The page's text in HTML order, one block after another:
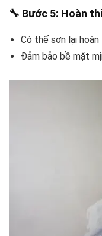
🔧 Bước 5: Hoàn
Có thể sơn lại
Đảm bảo bề mặt